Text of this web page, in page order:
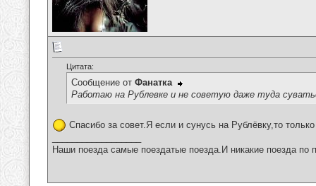
Цитата:
Сообщение от Фанатка
Работаю на Рублевке и не советую даже туда
Спасибо за совет.Я если и сунусь на Рублёвку,то
Наши поезда самые поездатые поезда.И никакие поезда по